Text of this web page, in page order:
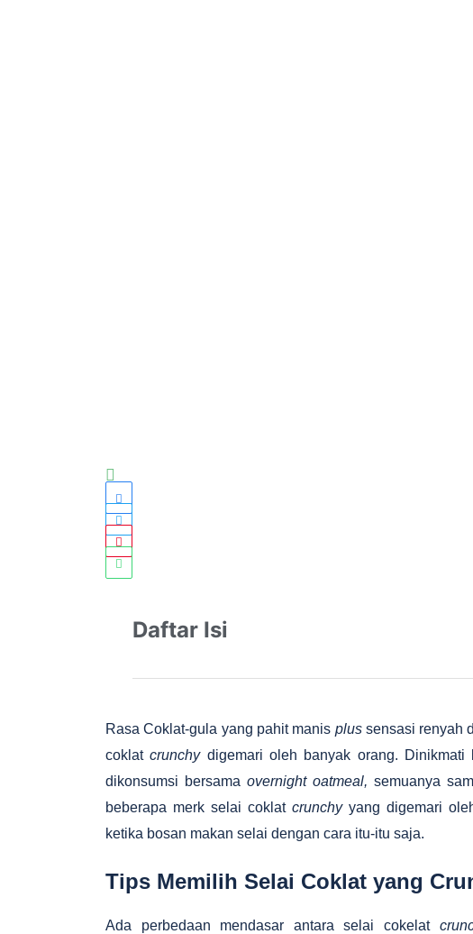
Daftar Isi
Rasa Coklat-gula yang pahit manis plus sensasi renyah
coklatcrunchy digemari oleh banyak orang.
dikonsumsi bersamaovernight oatmeal,semuanya
beberapa merk selai coklat crunchy yang digemari
ketika bosan makan selai dengan cara itu-itu saja.
Tips Memilih Selai Coklat yang
Ada perbedaan mendasar antara selai cokelat